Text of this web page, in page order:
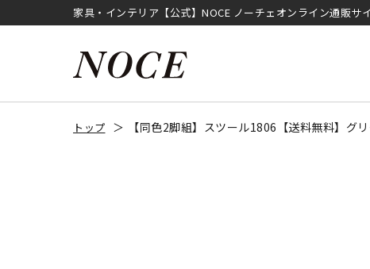
家具・インテリア【公式】NOCE ノーチェオンライン通販サ
トップ 【同色2脚組】スツール1806【送料無料】グ